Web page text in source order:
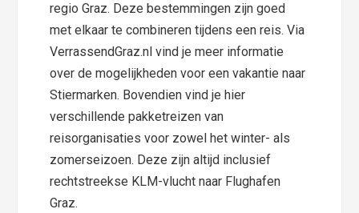
regio Graz. Deze bestemmingen zijn goed
met elkaar te combineren tijdens een reis. Via
VerrassendGraz.nl vind je meer informatie
over de mogelijkheden voor een vakantie naar
Stiermarken. Bovendien vind je hier
verschillende pakketreizen van
reisorganisaties voor zowel het winter- als
zomerseizoen. Deze zijn altijd inclusief
rechtstreekse KLM-vlucht naar Flughafen
Graz.